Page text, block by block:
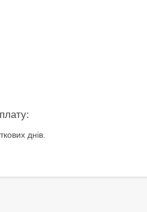
днів.